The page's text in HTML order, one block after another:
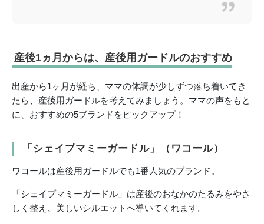
産後1ヵ月からは、産後用ガードルのおすすめ
出産から1ヶ月が経ち、ママの体調が少しずつ落ち着いてき
たら、産後用ガードルを考えてみましょう。ママの声をもと
に、おすすめの5ブランドをピックアップ！
「シェイプマミーガードル」（ワコール）
ワコールは産後用ガードルでも1番人気のブランド。
「シェイプマミーガードル」は産後のおなかのたるみをやさ
しく整え、美しいシルエットへ導いてくれます。